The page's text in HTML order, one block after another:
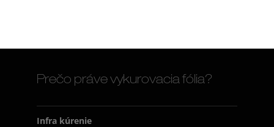
Prečo práve vykurovacia fólia?
Infra kúrenie